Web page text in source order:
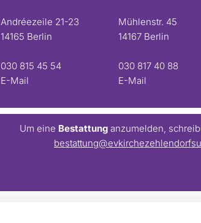
Andréezeile 21-23
14165 Berlin
030 815 45 54
E-Mail
Mühlenstr. 45
14167 Berlin
030 817 40 88
E-Mail
Um eine Bestattunganzumelden,